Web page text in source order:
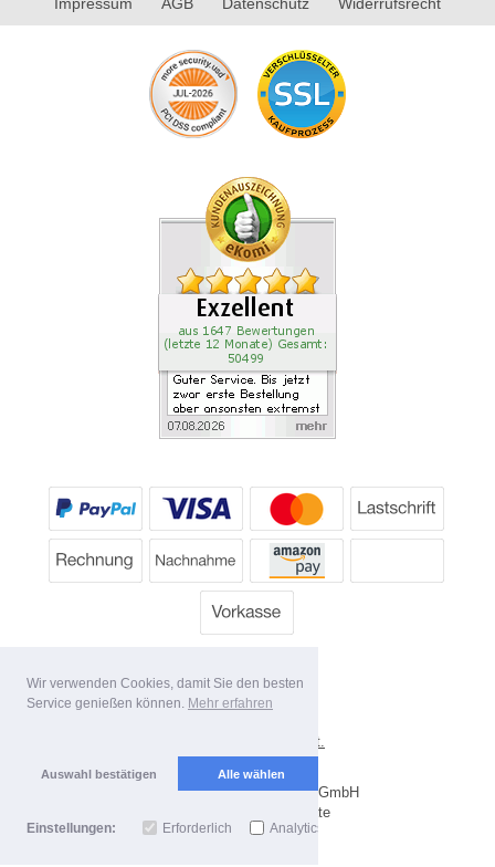
Wir verwenden Cookies, damit Sie den besten
Service genießen können. Mehr erfahren
Auswahl bestätigen Alle wählen
Einstellungen: Erforderlich Analytics
Alle Preise inkl. MwSt.
Lieferbedingungen
Copyright 2026 by Dartpoint GmbH
Mobile Shop by Shopgate